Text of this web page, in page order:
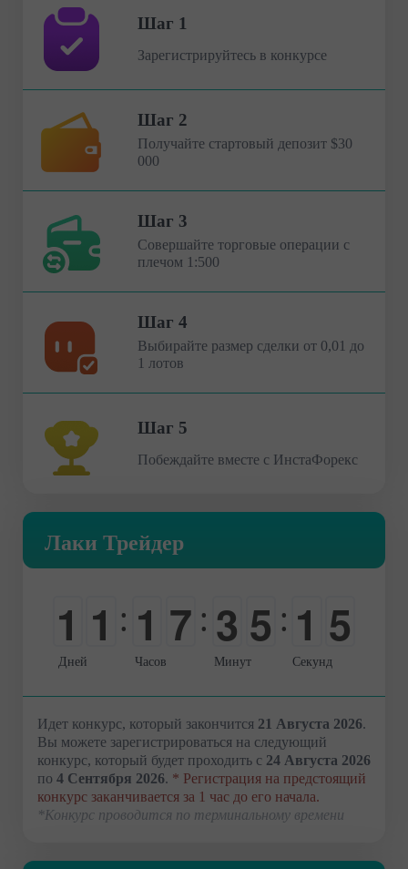
Шаг 1
Зарегистрируйтесь в конкурсе
Шаг 2
Получайте стартовый депозит $30
000
Шаг 3
Совершайте торговые операции с
плечом 1:500
Шаг 4
Выбирайте размер сделки от 0,01 до
1 лотов
Шаг 5
Побеждайте вместе с ИнстаФорекс
Лаки Трейдер
1
0
1 : 1
0
7 : 3
0
5
0
: 1
2
4
5
Дней Часов Минут Секунд
Идет конкурс, который закончится 21 Августа 2026.
Вы можете зарегистрироваться на следующий
конкурс, который будет проходить с 24 Августа 2026
по 4 Сентября 2026. * Регистрация на предстоящий
конкурс заканчивается за 1 час до его начала.
*Конкурс проводится по терминальному времени